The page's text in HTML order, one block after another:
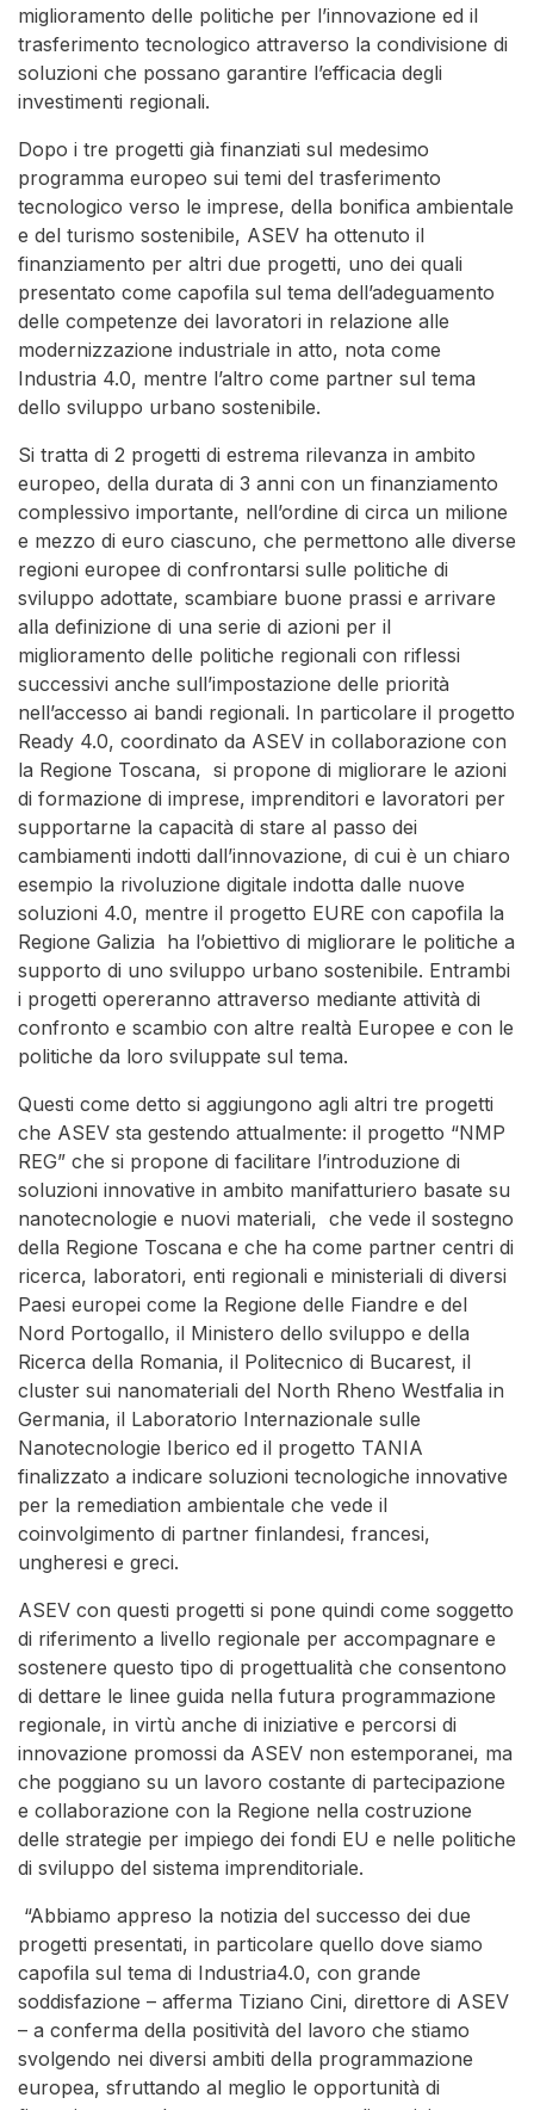
miglioramento delle politiche per l’innovazione ed il
trasferimento tecnologico attraverso la condivisione di
soluzioni che possano garantire l’efficacia degli
investimenti regionali.
Dopo i tre progetti già finanziati sul medesimo
programma europeo sui temi del trasferimento
tecnologico verso le imprese, della bonifica ambientale
e del turismo sostenibile, ASEV ha ottenuto il
finanziamento per altri due progetti, uno dei quali
presentato come capofila sul tema dell’adeguamento
delle competenze dei lavoratori in relazione alle
modernizzazione industriale in atto, nota come
Industria 4.0, mentre l’altro come partner sul tema
dello sviluppo urbano sostenibile.
Si tratta di 2 progetti di estrema rilevanza in ambito
europeo, della durata di 3 anni con un finanziamento
complessivo importante, nell’ordine di circa un milione
e mezzo di euro ciascuno, che permettono alle diverse
regioni europee di confrontarsi sulle politiche di
sviluppo adottate, scambiare buone prassi e arrivare
alla definizione di una serie di azioni per il
miglioramento delle politiche regionali con riflessi
successivi anche sull’impostazione delle priorità
nell’accesso ai bandi regionali. In particolare il progetto
Ready 4.0, coordinato da ASEV in collaborazione con
la Regione Toscana, si propone di migliorare le azioni
di formazione di imprese, imprenditori e lavoratori per
supportarne la capacità di stare al passo dei
cambiamenti indotti dall’innovazione, di cui è un chiaro
esempio la rivoluzione digitale indotta dalle nuove
soluzioni 4.0, mentre il progetto EURE con capofila la
Regione Galizia ha l’obiettivo di migliorare le politiche a
supporto di uno sviluppo urbano sostenibile. Entrambi
i progetti opereranno attraverso mediante attività di
confronto e scambio con altre realtà Europee e con le
politiche da loro sviluppate sul tema.
Questi come detto si aggiungono agli altri tre progetti
che ASEV sta gestendo attualmente: il progetto “NMP
REG” che si propone di facilitare l’introduzione di
soluzioni innovative in ambito manifatturiero basate su
nanotecnologie e nuovi materiali, che vede il sostegno
della Regione Toscana e che ha come partner centri di
ricerca, laboratori, enti regionali e ministeriali di diversi
Paesi europei come la Regione delle Fiandre e del
Nord Portogallo, il Ministero dello sviluppo e della
Ricerca della Romania, il Politecnico di Bucarest, il
cluster sui nanomateriali del North Rheno Westfalia in
Germania, il Laboratorio Internazionale sulle
Nanotecnologie Iberico ed il progetto TANIA
finalizzato a indicare soluzioni tecnologiche innovative
per la remediation ambientale che vede il
coinvolgimento di partner finlandesi, francesi,
ungheresi e greci.
ASEV con questi progetti si pone quindi come soggetto
di riferimento a livello regionale per accompagnare e
sostenere questo tipo di progettualità che consentono
di dettare le linee guida nella futura programmazione
regionale, in virtù anche di iniziative e percorsi di
innovazione promossi da ASEV non estemporanei, ma
che poggiano su un lavoro costante di partecipazione
e collaborazione con la Regione nella costruzione
delle strategie per impiego dei fondi EU e nelle politiche
di sviluppo del sistema imprenditoriale.
“Abbiamo appreso la notizia del successo dei due
progetti presentati, in particolare quello dove siamo
capofila sul tema di Industria4.0, con grande
soddisfazione – afferma Tiziano Cini, direttore di ASEV
– a conferma della positività del lavoro che stiamo
svolgendo nei diversi ambiti della programmazione
europea, sfruttando al meglio le opportunità di